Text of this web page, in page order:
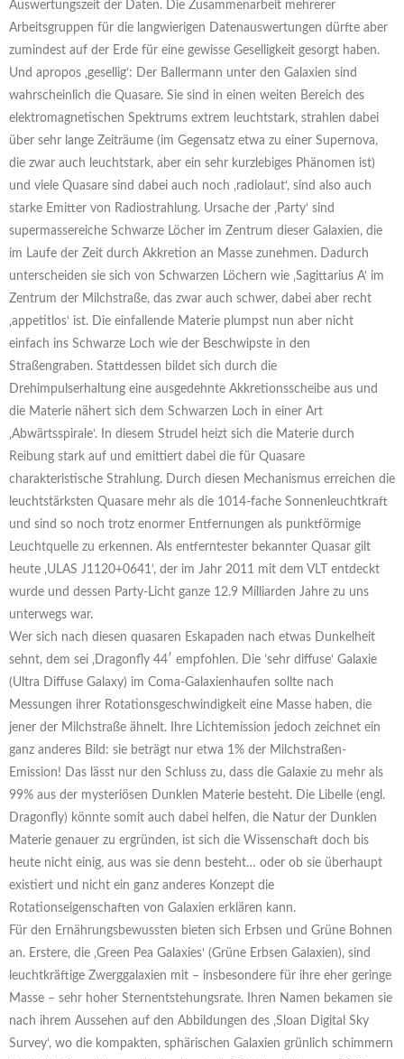
Auswertungszeit der Daten. Die Zusammenarbeit mehrerer
Arbeitsgruppen für die langwierigen Datenauswertungen dürfte aber
zumindest auf der Erde für eine gewisse Geselligkeit gesorgt haben.
Und apropos ‚gesellig‘: Der Ballermann unter den Galaxien sind
wahrscheinlich die Quasare. Sie sind in einen weiten Bereich des
elektromagnetischen Spektrums extrem leuchtstark, strahlen dabei
über sehr lange Zeiträume (im Gegensatz etwa zu einer Supernova,
die zwar auch leuchtstark, aber ein sehr kurzlebiges Phänomen ist)
und viele Quasare sind dabei auch noch ‚radiolaut‘, sind also auch
starke Emitter von Radiostrahlung. Ursache der ‚Party‘ sind
supermassereiche Schwarze Löcher im Zentrum dieser Galaxien, die
im Laufe der Zeit durch Akkretion an Masse zunehmen. Dadurch
unterscheiden sie sich von Schwarzen Löchern wie ‚Sagittarius A‘ im
Zentrum der Milchstraße, das zwar auch schwer, dabei aber recht
‚appetitlos‘ ist. Die einfallende Materie plumpst nun aber nicht
einfach ins Schwarze Loch wie der Beschwipste in den
Straßengraben. Stattdessen bildet sich durch die
Drehimpulserhaltung eine ausgedehnte Akkretionsscheibe aus und
die Materie nähert sich dem Schwarzen Loch in einer Art
‚Abwärtsspirale‘. In diesem Strudel heizt sich die Materie durch
Reibung stark auf und emittiert dabei die für Quasare
charakteristische Strahlung. Durch diesen Mechanismus erreichen die
leuchtstärksten Quasare mehr als die 1014-fache Sonnenleuchtkraft
und sind so noch trotz enormer Entfernungen als punktförmige
Leuchtquelle zu erkennen. Als entferntester bekannter Quasar gilt
heute ‚ULAS J1120+0641‘, der im Jahr 2011 mit dem VLT entdeckt
wurde und dessen Party-Licht ganze 12.9 Milliarden Jahre zu uns
unterwegs war.
Wer sich nach diesen quasaren Eskapaden nach etwas Dunkelheit
sehnt, dem sei ‚Dragonfly 44′ empfohlen. Die ’sehr diffuse‘ Galaxie
(Ultra Diffuse Galaxy) im Coma-Galaxienhaufen sollte nach
Messungen ihrer Rotationsgeschwindigkeit eine Masse haben, die
jener der Milchstraße ähnelt. Ihre Lichtemission jedoch zeichnet ein
ganz anderes Bild: sie beträgt nur etwa 1% der Milchstraßen-
Emission! Das lässt nur den Schluss zu, dass die Galaxie zu mehr als
99% aus der mysteriösen Dunklen Materie besteht. Die Libelle (engl.
Dragonfly) könnte somit auch dabei helfen, die Natur der Dunklen
Materie genauer zu ergründen, ist sich die Wissenschaft doch bis
heute nicht einig, aus was sie denn besteht… oder ob sie überhaupt
existiert und nicht ein ganz anderes Konzept die
Rotationseigenschaften von Galaxien erklären kann.
Für den Ernährungsbewussten bieten sich Erbsen und Grüne Bohnen
an. Erstere, die ‚Green Pea Galaxies‘ (Grüne Erbsen Galaxien), sind
leuchtkräftige Zwerggalaxien mit – insbesondere für ihre eher geringe
Masse – sehr hoher Sternentstehungsrate. Ihren Namen bekamen sie
nach ihrem Aussehen auf den Abbildungen des ‚Sloan Digital Sky
Survey‘, wo die kompakten, sphärischen Galaxien grünlich schimmern